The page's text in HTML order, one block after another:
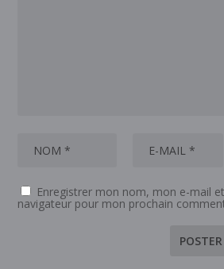
Enregistrer mon nom, mon e-mail
navigateur pour mon prochain